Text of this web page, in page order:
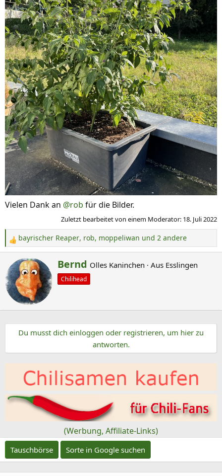
Vielen Dank an @rob für die Bilder.
Zuletzt bearbeitet von einem Moderator: 18. Juli 2022
R
e
a
k
t
i
o
:
bayrischer Reaper, rob, moppeliwan und 2 andere
G
e
s
h
i
e
o
n
Bernd Olles Kaninchen · Aus Esslingen
Chilihead
Du musst dich einloggen oder registrieren, um hier zu
antworten.
(Werbung, Affiliate-Links)
Tauschbörse Sorte in Google suchen